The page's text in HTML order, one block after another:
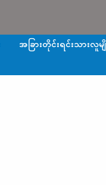
အခြားတိုင်းရင်းသားလူ